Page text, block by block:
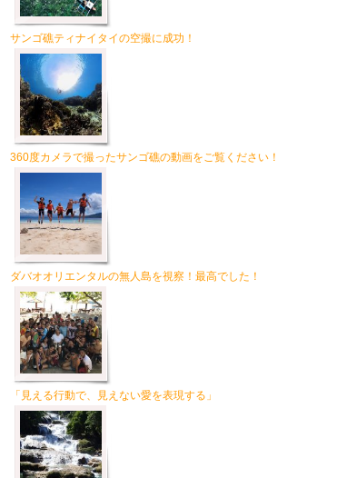
サンゴ礁ティナイタイの空撮に成功！
360度カメラで撮ったサンゴ礁の動画をご覧ください！
ダバオオリエンタルの無人島を視察！最高でした！
「見える行動で、見えない愛を表現する」